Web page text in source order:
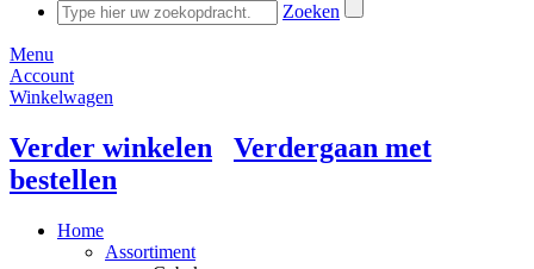
Zoeken
Menu
Account
Winkelwagen
Verder winkelen
Verdergaan met
bestellen
Home
Assortiment